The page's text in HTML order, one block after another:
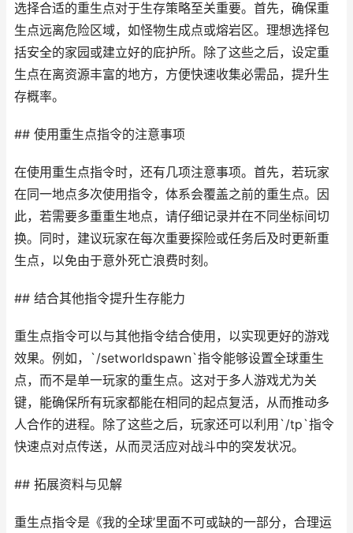
选择合适的重生点对于生存策略至关重要。首先，确保重
生点远离危险区域，如怪物生成点或熔岩区。理想选择包
括安全的家园或建立好的庇护所。除了这些之后，设定重
生点在离资源丰富的地方，方便快速收集必需品，提升生
存概率。
## 使用重生点指令的注意事项
在使用重生点指令时，还有几项注意事项。首先，若玩家
在同一地点多次使用指令，体系会覆盖之前的重生点。因
此，若需要多重重生地点，请仔细记录并在不同坐标间切
换。同时，建议玩家在每次重要探险或任务后及时更新重
生点，以免由于意外死亡浪费时刻。
## 结合其他指令提升生存能力
重生点指令可以与其他指令结合使用，以实现更好的游戏
效果。例如，`/setworldspawn`指令能够设置全球重生
点，而不是单一玩家的重生点。这对于多人游戏尤为关
键，能确保所有玩家都能在相同的起点复活，从而推动多
人合作的进程。除了这些之后，玩家还可以利用`/tp`指令
快速点对点传送，从而灵活应对战斗中的突发状况。
## 拓展资料与见解
重生点指令是《我的全球’里面不可或缺的一部分，合理运